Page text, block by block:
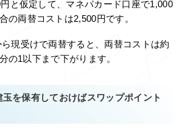
と仮定して、マネパカード口座で1,000
の両替コストは2,500円です。
現受けで両替すると、両替コストは約
の1以下まで下がります。
玉を保有しておけばスワップポイント